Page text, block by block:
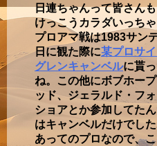
日連ちゃんって皆さん
けっこうカラダいっち
プロアマ戦は1983サン
日に観た際に某プロサ
グレンキャンベルに貰
ね。この他にボブホー
ッド、ジェラルド・フ
ショアとか参加してた
はキャンベルだけでし
あってのプロなので、